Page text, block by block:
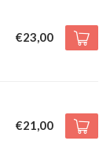
€23,00
€21,00